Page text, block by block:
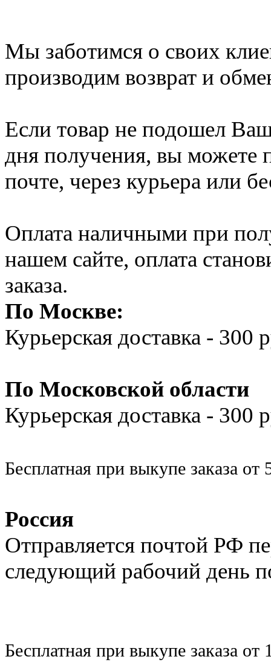
Мы заботимся о своих
производим возврат и
Если товар не подошел
дня получения, вы можете
почте, через курьера или
Оплата наличными при
нашем сайте, оплата
заказа.
По Москве:
Курьерская доставка - 300
По Московской области
Курьерская доставка -
Бесплатная при выкупе заказа от
Россия
Отправляется почтой РФ
следующий рабочий день
Бесплатная при выкупе заказа от